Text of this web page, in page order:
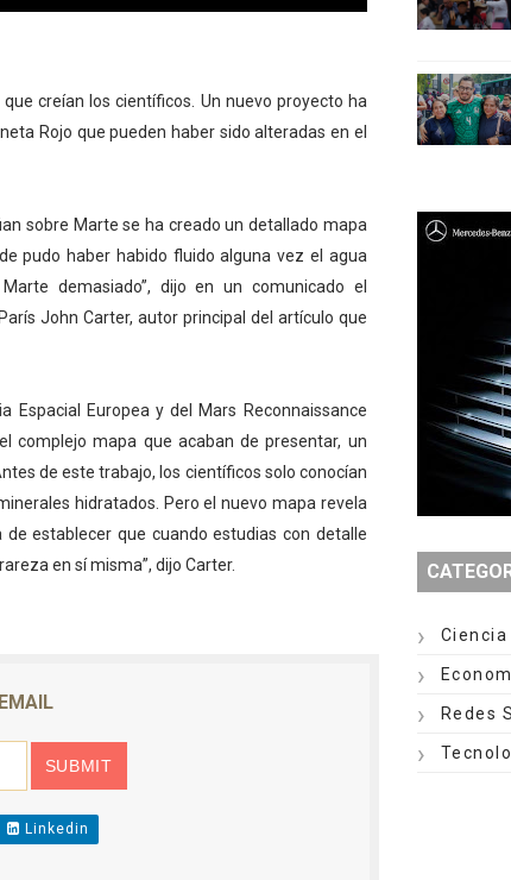
de la Batalla de Puebla
justificar con discurso
ya no es creativo
ahora son control
el margen político del Estado
lo que dejan los aranceles de Trump un año después
creían los científicos. Un nuevo proyecto ha
Rojo que pueden haber sido alteradas en el
sobre Marte se ha creado un detallado mapa
pudo haber habido fluido alguna vez el agua
demasiado”, dijo en un comunicado el
John Carter, autor principal del artículo que
Espacial Europea y del Mars Reconnaissance
complejo mapa que acaban de presentar, un
de este trabajo, los científicos solo conocían
hidratados. Pero el nuevo mapa revela
establecer que cuando estudias con detalle
en sí misma”, dijo Carter.
Linkedin
Ciencia
Redes